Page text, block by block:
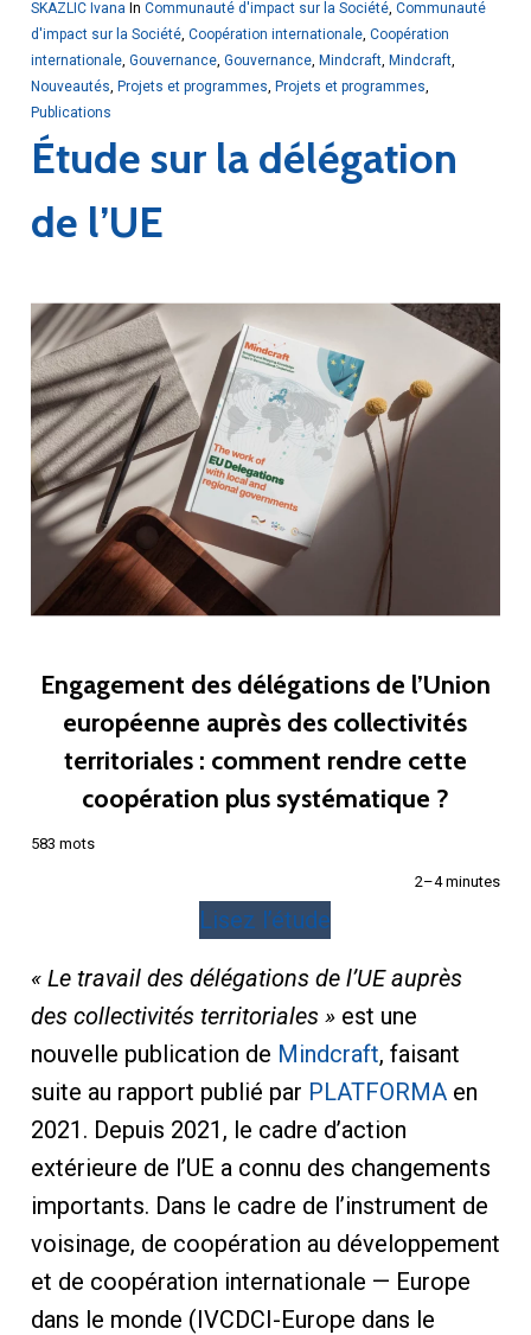
SKAZLIC Ivana In Communauté d'impact sur la Société, Communauté
d'impact sur la Société, Coopération internationale, Coopération
internationale, Gouvernance, Gouvernance, Mindcraft, Mindcraft,
Nouveautés Projets et programmes Projets et programmes
Publications
Étude sur la délégation
de l’UE
Engagement des délégations de l’Union
européenne auprès des collectivités
territoriales : comment rendre cette
coopération plus systématique ?
583 mots
2–4 minutes
Lisez l’étude
« Le travail des délégations de l’UE auprès
des collectivités territoriales » est une
nouvelle publication de Mindcraft, faisant
suite au rapport publié par PLATFORMAen
2021. Depuis 2021, le cadre d’action
extérieure de l’UE a connu des changements
importants. Dans le cadre de l’instrument de
voisinage, de coopération au développement
et de coopération internationale — Europe
dans le monde (IVCDCI-Europe dans le